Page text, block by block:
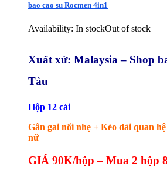
bao cao su Rocmen 4in1
Availability: In stockOut of stock
Xuất xứ: Malaysia – Shop
Tàu
Hộp 12 cái
Gân gai nổi nhẹ + Kéo dài quan
nữ
GIÁ 90K/hộp – Mua 2 hộp